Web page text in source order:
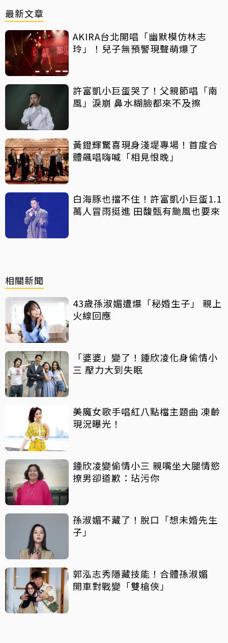
最新文章
AKIRA台北開唱「幽默模仿林志
玲」！兒子無預警現聲萌爆了
許富凱小巨蛋哭了！父親節唱「南
風」淚崩 鼻水糊臉都來不及擦
黃鐙輝驚喜現身淺堤專場！首度合
體飆唱嗨喊「相見恨晚」
白海豚也擋不住！許富凱小巨蛋1.1
萬人冒雨挺進 田馥甄有颱風也要來
相關新聞
43歲孫淑媚遭爆「秘婚生子」 親上
火線回應
「婆婆」變了！鍾欣凌化身偷情小
三 壓力大到失眠
美魔女歌手唱紅八點檔主題曲 凍齡
現況曝光！
鍾欣凌變偷情小三 親嘴坐大腿情慾
撩男卻道歉：玷污你
孫淑媚不藏了！脫口「想未婚先生
子」
郭泓志秀隱藏技能！合體孫淑媚
開車對戰變「雙槍俠」